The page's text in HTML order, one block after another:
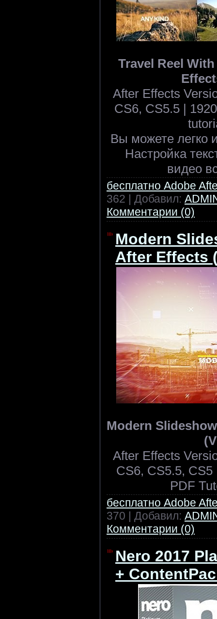
Travel Reel
After Effects
CS6, CS5.5 |
Вы можете легко
Настройка
видео
бесплатно Adobe
362 | Добавил:
Комментарии (0)
Modern
After Effects
Modern
After Effects
CS6, CS5.5,
PDF
бесплатно Adobe
370 | Добавил:
Комментарии (0)
Nero 2017
+